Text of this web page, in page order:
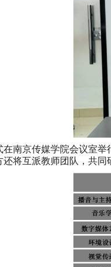
南京传媒学院会议室
将互派教师团队，共同